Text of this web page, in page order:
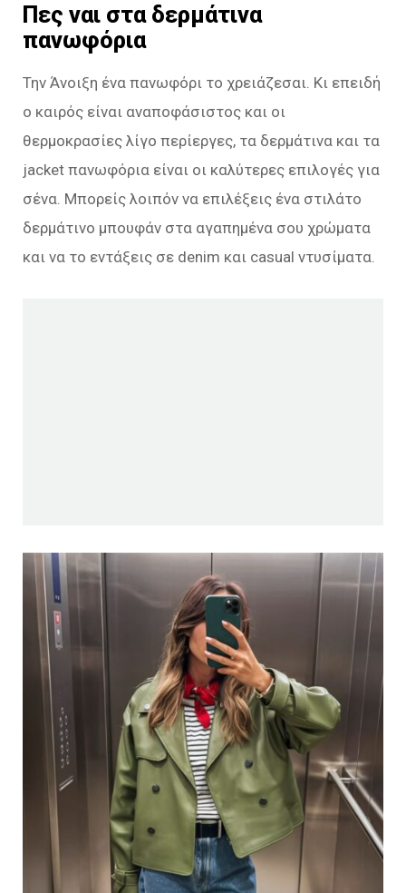
Πες ναι στα δερμάτινα
πανωφόρια
Την Άνοιξη ένα πανωφόρι το χρειάζεσαι. Κι επειδή
ο καιρός είναι αναποφάσιστος και οι
θερμοκρασίες λίγο περίεργες, τα δερμάτινα και τα
jacket πανωφόρια είναι οι καλύτερες επιλογές για
σένα. Μπορείς λοιπόν να επιλέξεις ένα στιλάτο
δερμάτινο μπουφάν στα αγαπημένα σου χρώματα
και να το εντάξεις σε denim και casual ντυσίματα.